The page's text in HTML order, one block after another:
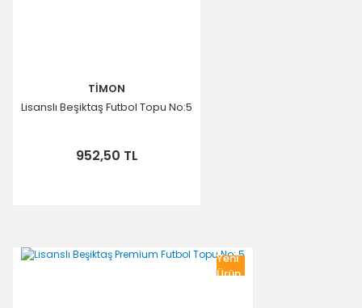
TİMON
Lisanslı Beşiktaş Futbol Topu No:5
952,50 TL
Yeni
Ürün